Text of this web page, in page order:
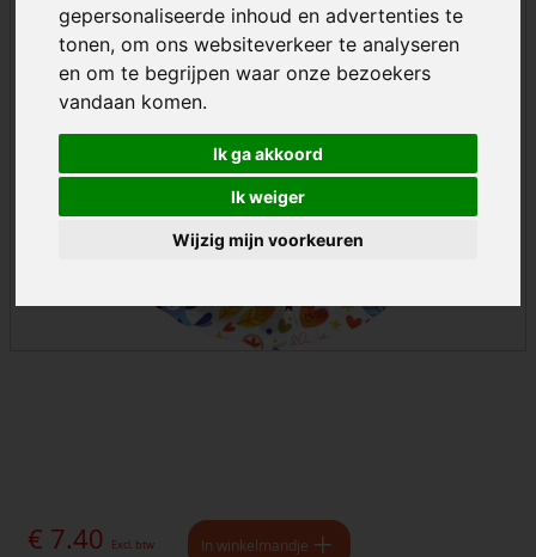
gepersonaliseerde inhoud en advertenties te
tonen, om ons websiteverkeer te analyseren
en om te begrijpen waar onze bezoekers
vandaan komen.
Ik ga akkoord
Ik weiger
Wijzig mijn voorkeuren
€ 7.40 Excl. btw In winkelmandje